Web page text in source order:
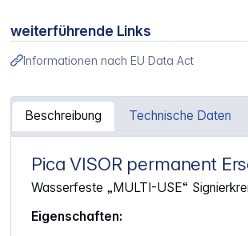
weiterführende Links
Informationen nach EU Data Act
Beschreibung Technische Daten
Artikelinformationen "Pica VISOR
Pica VISOR permanent
Wasserfeste „MULTI-USE“
Eigenschaften: